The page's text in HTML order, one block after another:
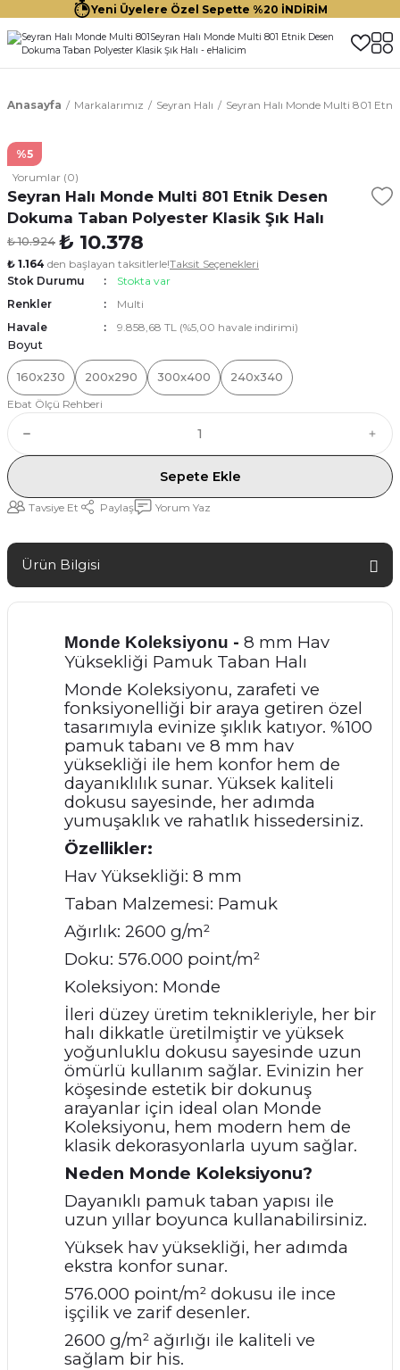
Yeni Üyelere Özel Sepette %20 İNDİRİM
Anasayfa Markalarımız Seyran Halı Seyran Halı Monde Multi 801
%5
Yorumlar (0)
Seyran Halı Monde Multi 801 Etnik Desen
Dokuma Taban Polyester Klasik Şık Halı
₺ 10.924 ₺ 10.378
₺ 1.164 den başlayan taksitlerle!Taksit Seçenekleri
Stok Durumu
Stokta var
Renkler
Multi
Havale
9.858,68 TL (%5,00 havale indirimi)
Boyut
160x230 200x290 300x400
240x340
Ebat Ölçü Rehberi
Sepete Ekle
Tavsiye Et Paylaş Yorum Yaz
Ürün Bilgisi
Monde Koleksiyonu -8 mm Hav
Yüksekliği Pamuk Taban Halı
Monde Koleksiyonu, zarafeti ve
fonksiyonelliği bir araya getiren özel
tasarımıyla evinize şıklık katıyor. %100
pamuk tabanı ve 8 mm hav
yüksekliği ile hem konfor hem de
dayanıklılık sunar. Yüksek kaliteli
dokusu sayesinde, her adımda
yumuşaklık ve rahatlık hissedersiniz.
Özellikler:
Hav Yüksekliği: 8 mm
Taban Malzemesi: Pamuk
Ağırlık: 2600 g/m²
Doku: 576.000 point/m²
Koleksiyon: Monde
İleri düzey üretim teknikleriyle, her bir
halı dikkatle üretilmiştir ve yüksek
yoğunluklu dokusu sayesinde uzun
ömürlü kullanım sağlar. Evinizin her
köşesinde estetik bir dokunuş
arayanlar için ideal olan Monde
Koleksiyonu, hem modern hem de
klasik dekorasyonlarla uyum sağlar.
Neden Monde Koleksiyonu?
Dayanıklı pamuk taban yapısı ile
uzun yıllar boyunca kullanabilirsiniz.
Yüksek hav yüksekliği, her adımda
ekstra konfor sunar.
576.000 point/m² dokusu ile ince
işçilik ve zarif desenler.
2600 g/m² ağırlığı ile kaliteli ve
sağlam bir his.